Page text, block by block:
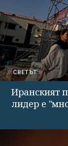
СВЕТЪТ
Иранският
лидер е